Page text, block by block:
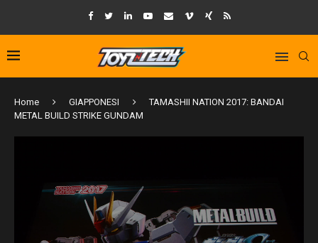
Home GIAPPONESI
TAMASHII NATION 2017: BANDAI
METAL BUILD STRIKE GUNDAM